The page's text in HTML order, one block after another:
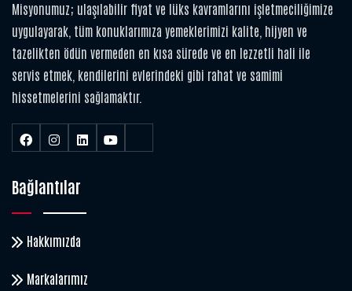
Misyonumuz; ulaşılabilir fiyat ve lüks kavramlarını işletmeciliğimize
uygulayarak, tüm konuklarımıza yemeklerimizi kalite, hijyen ve
tazelikten ödün vermeden en kısa sürede ve en lezzetli hali ile
servis etmek, kendilerini evlerindeki gibi rahat ve samimi
hissetmelerini sağlamaktır.
Bağlantılar
Hakkımızda
Markalarımız